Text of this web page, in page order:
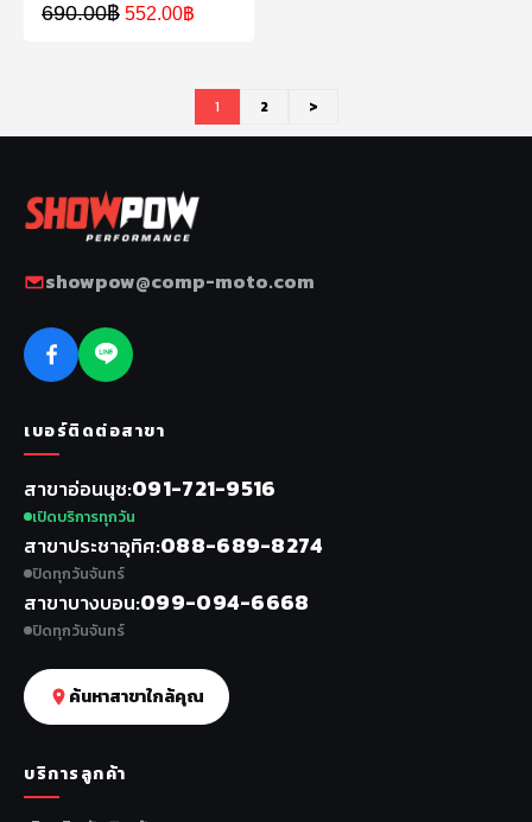
690.00฿ 552.00฿
1 2 >
showpow@comp-moto.com
เบอร์ติดต่อสาขา
สาขาอ่อนนุช 091-721-9516
เปิดบริการทุกวัน
สาขาประชาอุทิศ 088-689-8274
ปิดทุกวันจันทร์
สาขาบางบอน 099-094-6668
ปิดทุกวันจันทร์
ค้นหาสาขาใกล้คุณ
บริการลูกค้า